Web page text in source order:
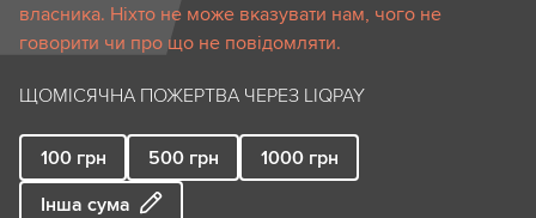
власника. Ніхто не може вказувати нам, чого не
говорити чи про що не повідомляти.
ЩОМІСЯЧНА ПОЖЕРТВА ЧЕРЕЗ LIQPAY
100 грн 500 грн 1000 грн
Інша сума